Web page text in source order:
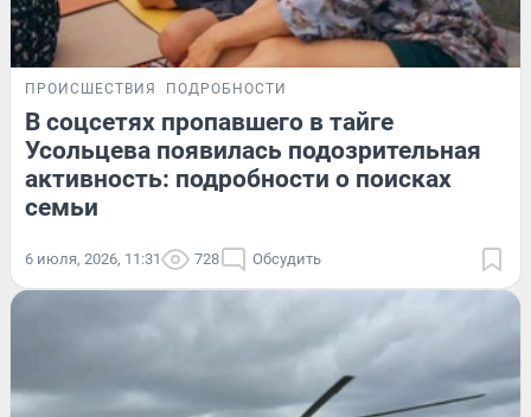
ПРОИСШЕСТВИЯ ПОДРОБНОСТИ
В соцсетях пропавшего в тайге
Усольцева появилась подозрительная
активность: подробности о поисках
семьи
6 июля, 2026, 11:31 728 Обсудить